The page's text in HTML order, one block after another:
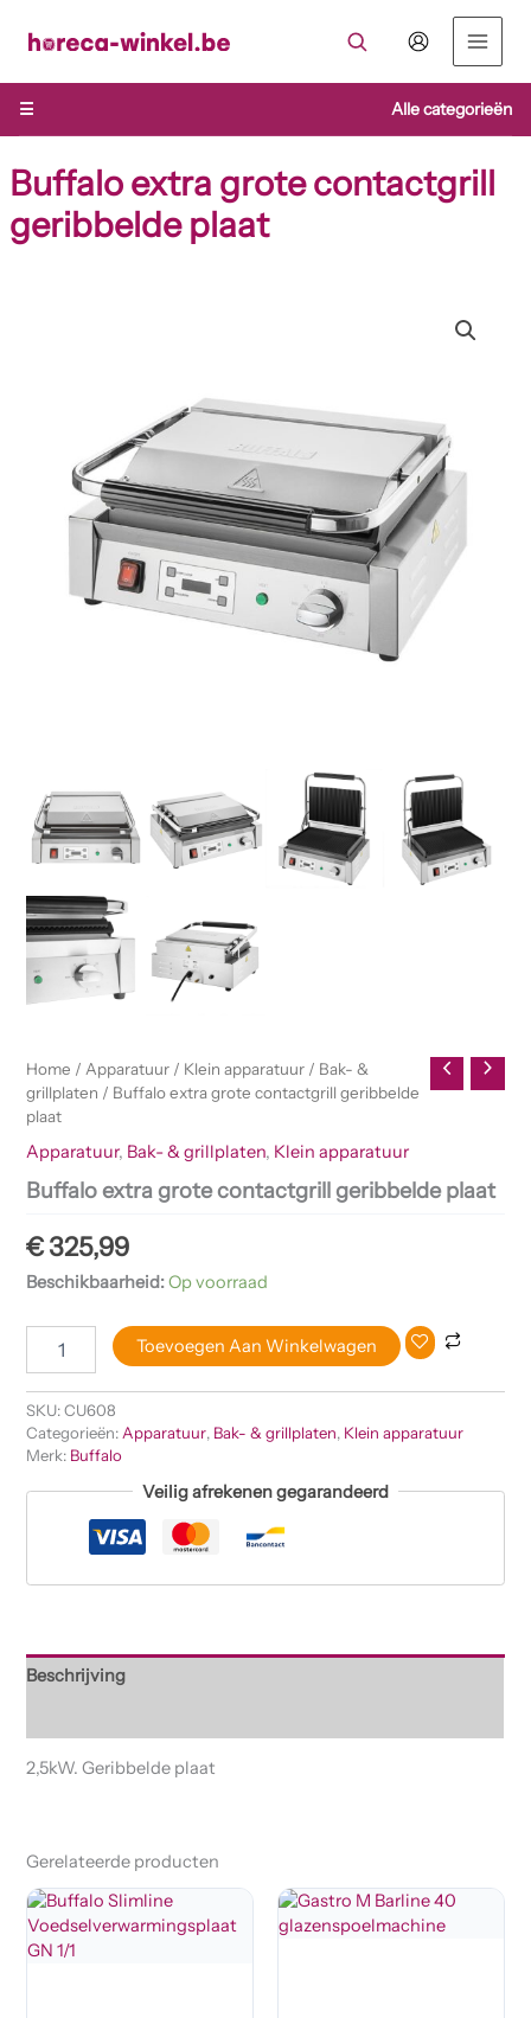
naar
inhoud
☰
Alle categorieën
Buffalo extra grote contactgrill
geribbelde plaat
Home / Apparatuur / Klein apparatuur / Bak- &
grillplaten / Buffalo extra grote contactgrill geribbelde
plaat
Apparatuur, Bak- & grillplaten, Klein apparatuur
Buffalo extra grote contactgrill geribbelde plaat
€325,99
Beschikbaarheid:Op voorraad
Toevoegen Aan Winkelwagen
SKU:CU608
Categorieën: Apparatuur, Bak- & grillplaten, Klein apparatuur
Merk: Buffalo
Veilig afrekenen gegarandeerd
Beschrijving
2,5kW. Geribbelde plaat
Gerelateerde producten